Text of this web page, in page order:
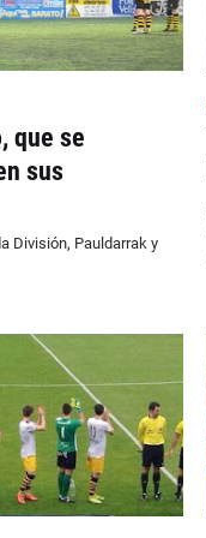
que se
sus
División, Pauldarrak y